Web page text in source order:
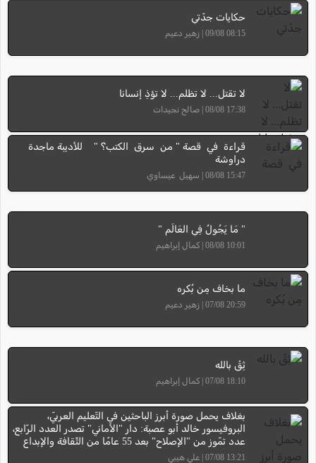
حكايات جدّتي
08:15 09/08 | زهير دعيم
لا تقتل... لا تظلم... لا تؤذِ إنسانا
17:38 08/08 | صالح نجيدات
قراءة في قصة " من سرق الكتب؟ " للأديبة ماجدة
دراوشة
15:47 08/08 | سهيل عيساوي
" مَا يَجُولُ فِي العَالَم "
10:01 08/08 | كمال إبراهيم
ما بخاف مِن بُكره
20:59 07/08 | زهير دعيم
ثِقْ بالله
18:10 07/08 | كمال إبراهيم
بغلاف يحمل صورة أبرز الباحثين في التّعليم العربيّ،
البروفيسور خالد أبو عصبة: دار "الأماني" تصدر العدد الرّابع،
عدد تمّوز من "الإصلاح" بعد 55 عامًا من الثّقافة والإبداع
13:21 07/08 | علي هيبي